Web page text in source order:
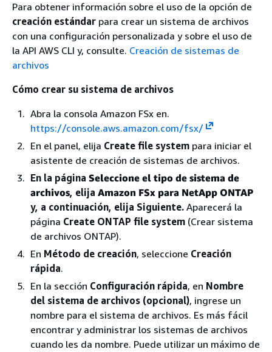
Para obtener información sobre el uso de la opción de
creación estándar para crear un sistema de archivos
con una configuración personalizada y sobre el uso de
la API AWS CLI y, consulte. Creación de sistemas de
archivos
Cómo crear su sistema de archivos
Abra la consola Amazon FSx en.
https://console.aws.amazon.com/fsx/
En el panel, elija Create file system para iniciar el
asistente de creación de sistemas de archivos.
En la página Seleccione el tipo de sistema de
archivos, elija Amazon FSx para NetApp ONTAP
y, a continuación, elija Siguiente. Aparecerá la
página Create ONTAP file system (Crear sistema
de archivos ONTAP).
En Método de creación, seleccione Creación
rápida.
En la sección Configuración rápida, en Nombre
del sistema de archivos (opcional), ingrese un
nombre para el sistema de archivos. Es más fácil
encontrar y administrar los sistemas de archivos
cuando les da nombre. Puede utilizar un máximo de